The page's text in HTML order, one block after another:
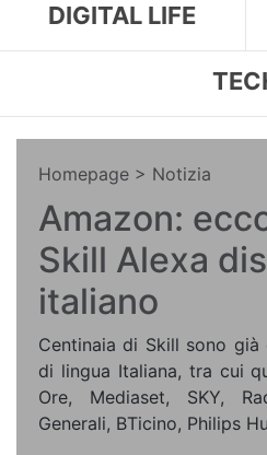
DIGITAL LIFE
Homepage > Notizia
Amazon:
Skill Alexa
italiano
Centinaia di Skill sono
di lingua Italiana, tra cui
Ore, Mediaset, SKY,
Generali, BTicino, Philips